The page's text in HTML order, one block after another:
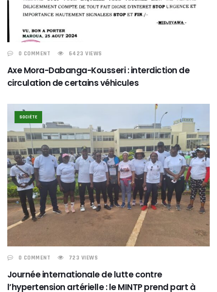
0 COMMENT 6423 VIEWS
Axe Mora-Dabanga-Kousseri : interdiction de
circulation de certains véhicules
SOCIÉTE
0 COMMENT 723 VIEWS
Journée internationale de lutte contre
l’hypertension artérielle : le MINTP prend part à